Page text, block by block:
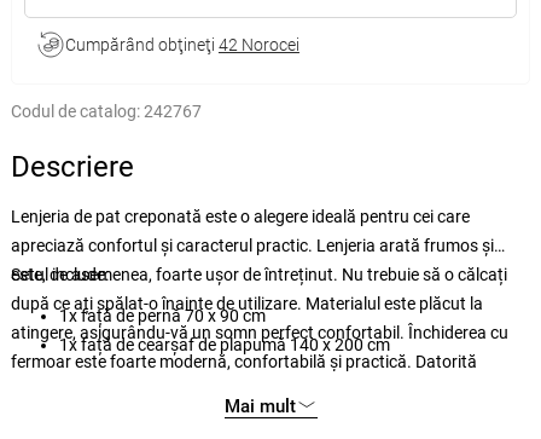
Cumpărând obţineţi 42 Norocei
Codul de catalog:242767
Descriere
Lenjeria de pat creponată este o alegere ideală pentru cei care
apreciază confortul și caracterul practic. Lenjeria arată frumos și
este, de asemenea, foarte ușor de întreținut. Nu trebuie să o călcați
după ce ați spălat-o înainte de utilizare. Materialul este plăcut la
atingere, asigurându-vă un somn perfect confortabil. Închiderea cu
fermoar este foarte modernă, confortabilă și practică. Datorită
recomandăm să spălați așternuturile pe partea inversă.
Setul include:
1x față de pernă 70 x 90 cm
1x față de cearșaf de plapumă 140 x 200 cm
Mai mult